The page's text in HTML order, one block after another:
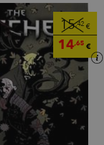
15,42 €
14,65 €